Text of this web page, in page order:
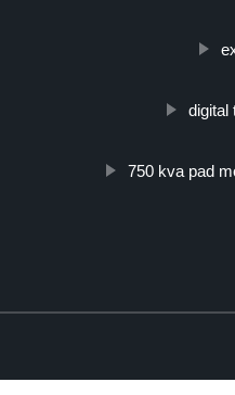
digital
750 kva pad